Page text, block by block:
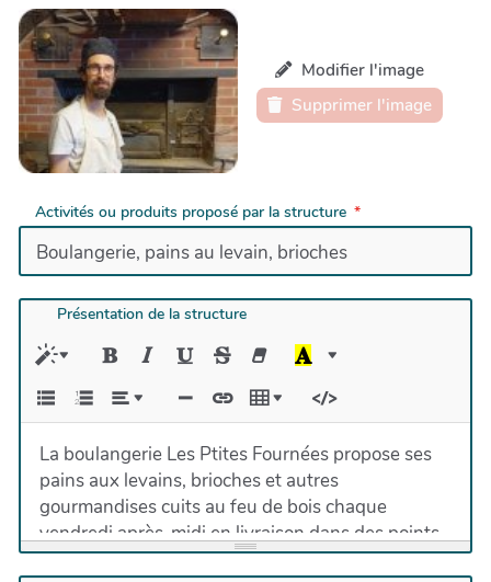
Modifier l'image
Supprimer l'image
Activités ou produits proposé par la structure
Présentation de la structure
La boulangerie Les Ptites Fournées propose ses
pains aux levains, brioches et autres
gourmandises cuits au feu de bois chaque
vendredi après-midi en livraison dans des points
relais de Chambéry et alentours.